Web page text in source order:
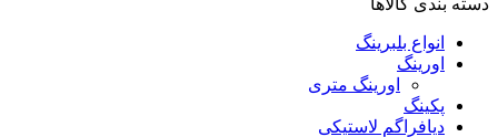
دسته بندی کالاها
انواع بلبرینگ
اورینگ
اورینگ متری
پکینگ
دیافراگم لاستیکی